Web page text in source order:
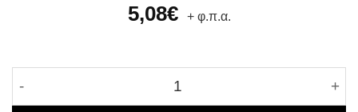
5,08€ + φ.π.α.